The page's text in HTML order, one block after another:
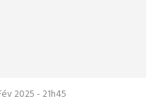
2025 - 21h45